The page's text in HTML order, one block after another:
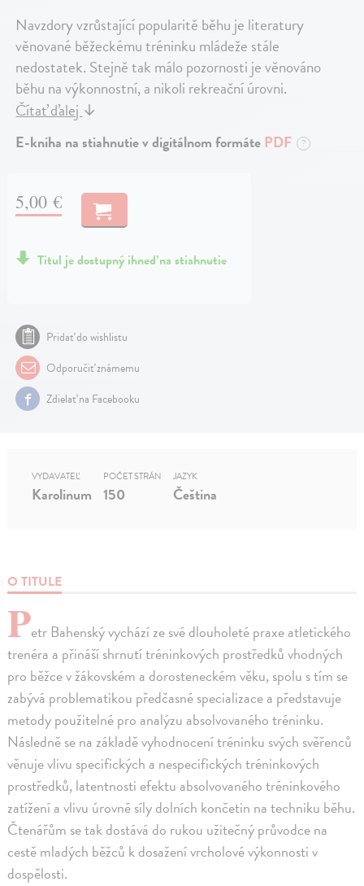
Navzdory vzrůstající popularitě běhu je literatury
věnované běžeckému tréninku mládeže stále
nedostatek. Stejně tak málo pozornosti je věnováno
běhu na výkonnostní, a nikoli rekreační úrovni.
Čítať ďalej↓
E-kniha na stiahnutie v digitálnom formátePDF ?
5,00 €
Titul je dostupný ihneď na stiahnutie
Pridať do wishlistu
Odporučiť známemu
Zdielať na Facebooku
O TITULE
Petr Bahenský vychází ze své dlouholeté praxe atletického
trenéra a přináší shrnutí tréninkových prostředků vhodných
pro běžce v žákovském a dorosteneckém věku, spolu s tím se
zabývá problematikou předčasné specializace a představuje
metody použitelné pro analýzu absolvovaného tréninku.
Následně se na základě vyhodnocení tréninku svých svěřenců
věnuje vlivu specifických a nespecifických tréninkových
prostředků, latentnosti efektu absolvovaného tréninkového
zatížení a vlivu úrovně síly dolních končetin na techniku běhu.
Čtenářům se tak dostává do rukou užitečný průvodce na
cestě mladých běžců k dosažení vrcholové výkonnosti v
dospělosti.
VYDAVATEĽ
Karolinum
POČET STRÁN
150
JAZYK
Čeština